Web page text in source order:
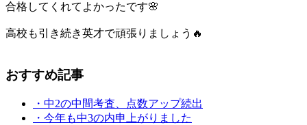
合格してくれてよかったです🌸
高校も引き続き英才で頑張りましょう🔥
おすすめ記事
・中2の中間考査、点数アップ続出
・今年も中3の内申上がりました